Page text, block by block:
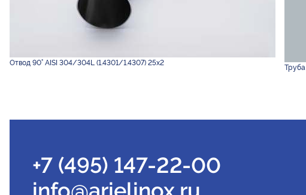
Отвод 90° AISI 304/304L (1.4301/1.4307) 25х2
+7 (495) 147-22-00